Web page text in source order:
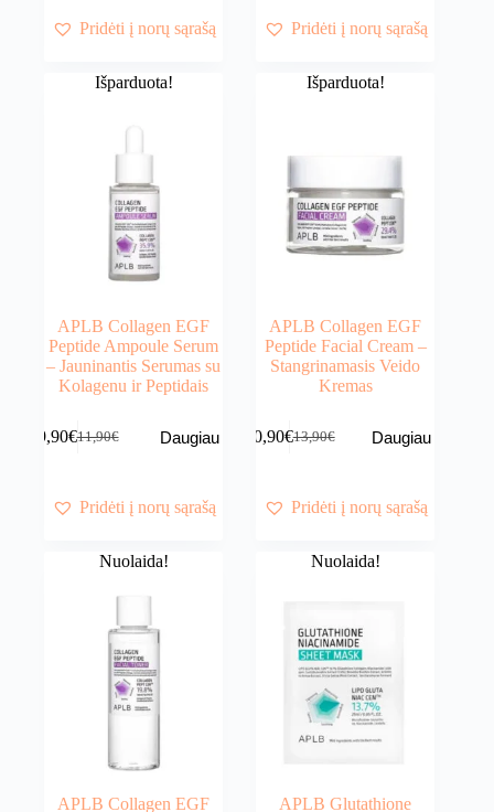
19,90€.
16,90€.
Pridėti į norų sąrašą
24,90€.
19,90€.
Pridėti į norų sąrašą
Išparduota!
APLB Collagen EGF
Peptide Ampoule Serum
– Jauninantis Serumas su
Kolagenu ir Peptidais
11,90€
Original
11,90€.
9,90€Current
9,90€.
Daugiau
Pridėti į norų sąrašą
Išparduota!
APLB Collagen EGF
Peptide Facial Cream –
Stangrinamasis Veido
Kremas
13,90€
Original
13,90€.
10,90€Current
10,90€.
Daugiau
Pridėti į norų sąrašą
Nuolaida!
APLB Collagen EGF
Nuolaida!
APLB Glutathione